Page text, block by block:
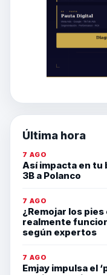
Última hora
7 AGO
Así impacta en tu
3B a Polanco
7 AGO
¿Remojar los
realmente
según expertos
7 AGO
Emjay impulsa el